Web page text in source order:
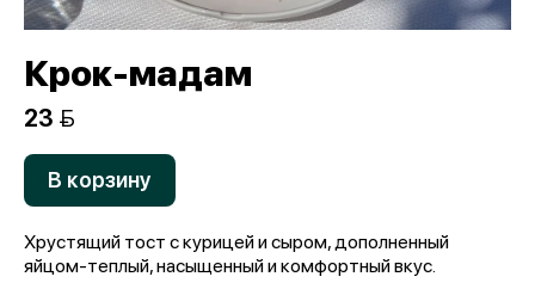
Крок-мадам
23 
В корзину
Хрустящий тост с курицей и сыром, дополненный
яйцом-теплый, насыщенный и комфортный вкус.